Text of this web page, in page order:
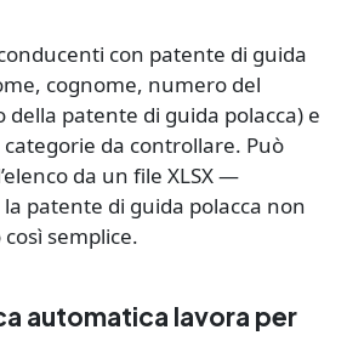
con patente di guida
cognome, numero del
della patente di guida polacca) e
categorie da controllare. Può
da un file XLSX —
patente di guida polacca non
semplice.
automatica lavora per